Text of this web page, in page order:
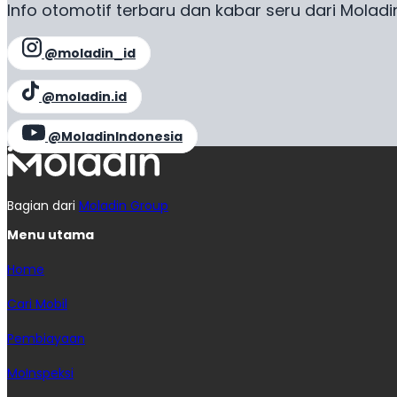
Info otomotif terbaru dan kabar seru dari
@moladin_id
@moladin.id
@MoladinIndonesia
Bagian dari Moladin Group
Menu utama
Home
Cari Mobil
Pembiayaan
MoInspeksi